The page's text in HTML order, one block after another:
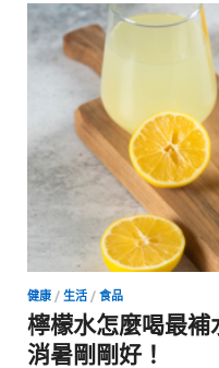
健康 / 生活 / 食品
檸檬水怎麼喝最
消暑剛剛好！